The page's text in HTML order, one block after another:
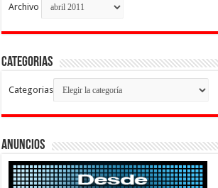
Archivo
Categorias
Categorias
Anuncios